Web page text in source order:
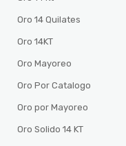
Oro 14 Quilates
Oro 14KT
Oro Mayoreo
Oro Por Catalogo
Oro por Mayoreo
Oro Solido 14 KT